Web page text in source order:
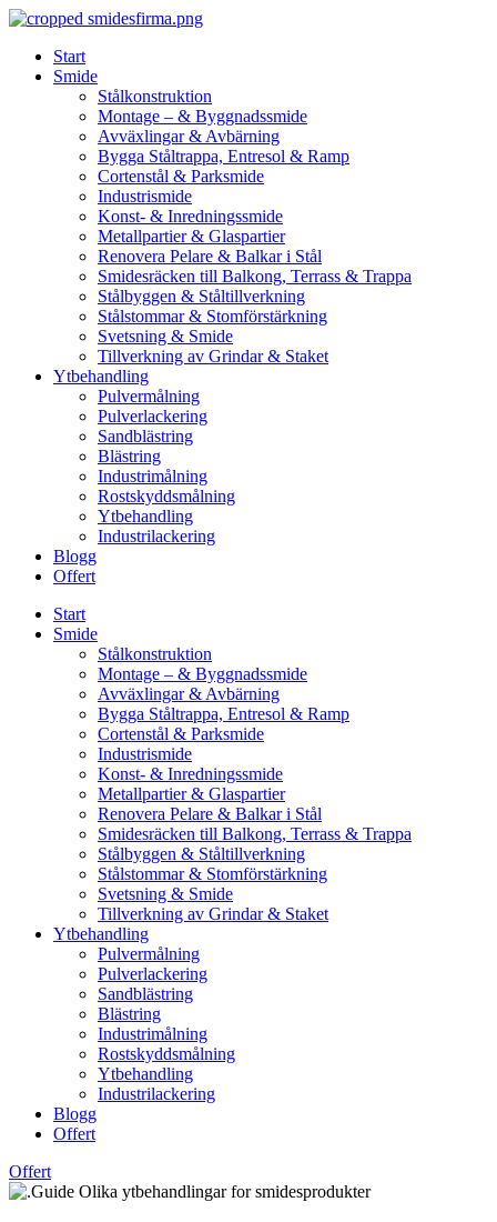
Skip
contentStart
Smide
Stålkonstruktion
Montage – & Byggnadssmide
Avväxlingar & Avbärning
Bygga Ståltrappa, Entresol & Ramp
Cortenstål & Parksmide
Industrismide
Konst- & Inredningssmide
Metallpartier & Glaspartier
Renovera Pelare & Balkar i Stål
Smidesräcken till Balkong, Terrass & Trappa
Stålbyggen & Ståltillverkning
Stålstommar & Stomförstärkning
Svetsning & Smide
Tillverkning av Grindar & Staket
Ytbehandling
Pulvermålning
Pulverlackering
Sandblästring
Blästring
Industrimålning
Rostskyddsmålning
Ytbehandling
Industrilackering
Blogg
Offert
Start
Smide
Stålkonstruktion
Montage – & Byggnadssmide
Avväxlingar & Avbärning
Bygga Ståltrappa, Entresol & Ramp
Cortenstål & Parksmide
Industrismide
Konst- & Inredningssmide
Metallpartier & Glaspartier
Renovera Pelare & Balkar i Stål
Smidesräcken till Balkong, Terrass & Trappa
Stålbyggen & Ståltillverkning
Stålstommar & Stomförstärkning
Svetsning & Smide
Tillverkning av Grindar & Staket
Ytbehandling
Pulvermålning
Pulverlackering
Sandblästring
Blästring
Industrimålning
Rostskyddsmålning
Ytbehandling
Industrilackering
Blogg
Offert
Offert